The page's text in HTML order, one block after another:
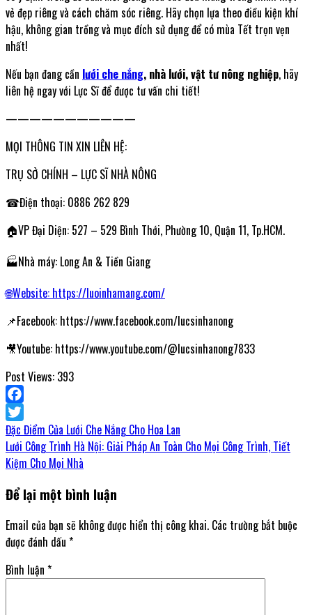
vẻ đẹp riêng và cách chăm sóc riêng. Hãy chọn lựa theo điều kiện khí
hậu, không gian trồng và mục đích sử dụng để có mùa Tết trọn vẹn
nhất!
Nếu bạn đang cần lưới che nắng, nhà lưới, vật tư nông nghiệp, hãy
liên hệ ngay với Lực Sĩ để được tư vấn chi tiết!
———————————
MỌI THÔNG TIN XIN LIÊN HỆ:
TRỤ SỞ CHÍNH – LỰC SĨ NHÀ NÔNG
☎Điện thoại: 0886 262 829
🏠VP Đại Diện: 527 – 529 Bình Thới, Phường 10, Quận 11, Tp.HCM.
🏭Nhà máy: Long An & Tiền Giang
🌐Website: https://luoinhamang.com/
📌Facebook: https://www.facebook.com/lucsinhanong
🎥Youtube: https://www.youtube.com/@lucsinhanong7833
Post Views: 393
Facebook
Twitter
Đặc Điểm Của Lưới Che Nắng Cho Hoa Lan
Lưới Công Trình Hà Nội: Giải Pháp An Toàn Cho Mọi Công Trình, Tiết
Kiệm Cho Mọi Nhà
Để lại một bình luận
Email của bạn sẽ không được hiển thị công khai. Các trường bắt buộc
được đánh dấu *
Bình luận *